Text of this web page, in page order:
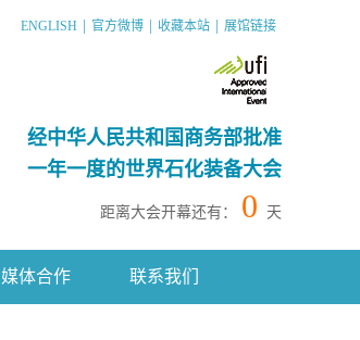
ENGLISH 官方微博 收藏本站 展馆链接
经中华人民共和国商务部批准
一年一度的世界石化装备大会
距离大会开幕还有： 0 天
媒体合作 联系我们